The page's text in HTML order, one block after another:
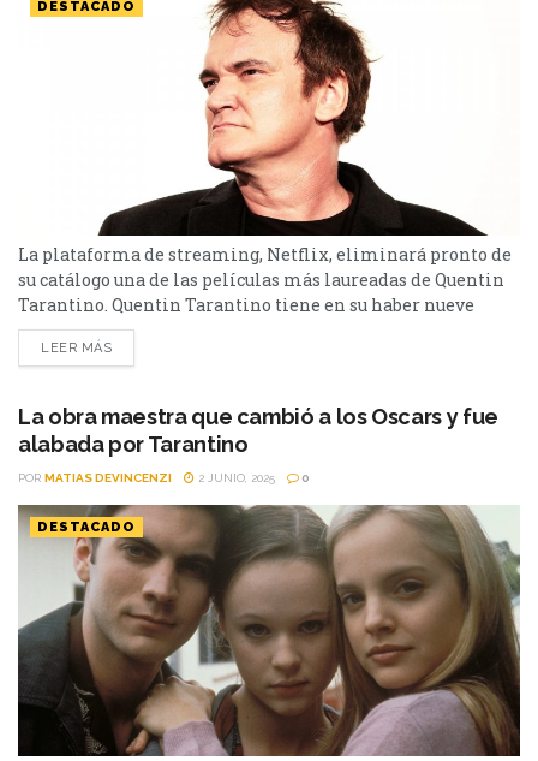
DESTACADO
La plataforma de streaming, Netflix, eliminará pronto de
su catálogo una de las películas más laureadas de Quentin
Tarantino. Quentin Tarantino tiene en su haber nueve
producciones y muchas de ellas son consideradas grandes
cintas dentro del mundo del séptimo arte. Las que se
Dogs, Pulp Fiction, Kill Bill, Inglourious Basterds,...
LEER MÁS
La obra maestra que cambió a los Oscars y fue
alabada por Tarantino
POR MATIAS DEVINCENZI 2 JUNIO, 2025 0
DESTACADO